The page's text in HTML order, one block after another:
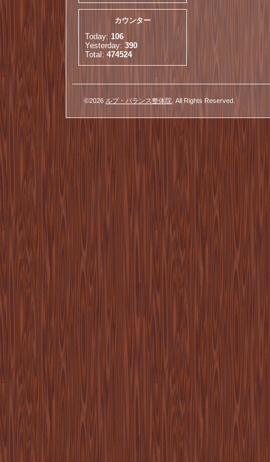
カウンター
Today: 106
Yesterday: 390
Total: 474524
©2026 ルブ・バランス整体院 . All Rights Reserved.